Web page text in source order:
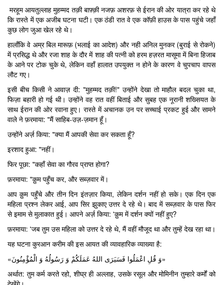
मरहूम आयतुल्लाह मुहम्मद तक़ी बाफ़्क़ी नजफ़ अशरफ़ से ईरान की ओर यात्रा कर रहे थे
कि रास्ते में एक अजीब घटना घटी। एक ठंडी रात वे एक कॉफ़ी हाउस के पास पहुंचे जहाँ
कुछ लोग जुआ खेल रहे थे।
हालाँकि वे अम्र बिल मारूफ़ (भलाई का आदेश) और नही अनिल मुनकर (बुराई से रोकने)
में प्रसिद्ध थे और रजा शाह के दौर में शाह की पत्नी को हरम हज़रत मासूमा में बिना हिजाब
के आने पर टोक चुके थे, लेकिन वहाँ हालात उपयुक्त न होने के कारण वे चुपचाप वापस
लौट गए।
इसी बीच किसी ने आवाज़ दी: "मुहम्मद तक़ी!" उन्होंने देखा तो माहौल बदल चुका था,
फिज़ा बहारी हो गई थी। उन्होंने वह रात वहीं बिताई और सुबह एक नूरानी शख्सियत के
साथ ईरान की ओर रवाना हुए। रास्ते में अचानक उन पर सच्चाई प्रकट हुई और सामने
वाले ने फ़रमाया: "मैं साहिब-उज़-ज़मान हूँ।
उन्होंने अर्ज़ किया: "क्या मैं आपकी सेवा कर सकता हूँ?
इरशाद हुआ: "नहीं।
फिर पूछा: "कहाँ सेवा का गौरव प्राप्त होगा?
फ़रमाया: "क़ुम पहुँच कर, और सब्ज़वार में।
आप क़ुम पहुँचे और तीन दिन इंतज़ार किया, लेकिन दर्शन नहीं हो सके। एक दिन एक
महिला प्रश्न लेकर आई, आप सिर झुकाए उत्तर दे रहे थे। बाद में सब्ज़वार के पास फिर
से इमाम से मुलाकात हुई। आपने अर्ज़ किया: 'क़ुम में दर्शन क्यों नहीं हुए?
फ़रमाया: 'जब तुम उस महिला को उत्तर दे रहे थे, मैं वहीं मौजूद था और तुम्हें देख रहा था।
यह घटना कुरआन करीम की इस आयत की व्यावहारिक व्याख्या है:
«وَ قُلِ اعْمَلُوا فَسَیَرَی اللهُ عَمَلَکُمْ وَ رَسُولُهُ وَ الْمُؤْمِنُونَ»
अर्थात: तुम कर्म करते रहो, शीघ्र ही अल्लाह, उसके रसूल और मोमिनीन तुम्हारे कर्मों को